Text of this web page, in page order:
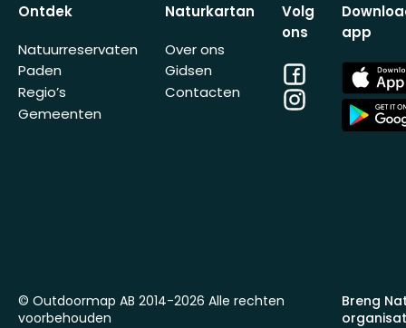
Ontdek
Natuurreservaten
Paden
Regio’s
Gemeenten
Naturkartan
Over ons
Gidsen
Contacten
Volg
ons
Facebook
Instagram
app
App
Store
App
Store
Breng
© Outdoormap AB 2014-2026 Alle rechten
voorbehouden